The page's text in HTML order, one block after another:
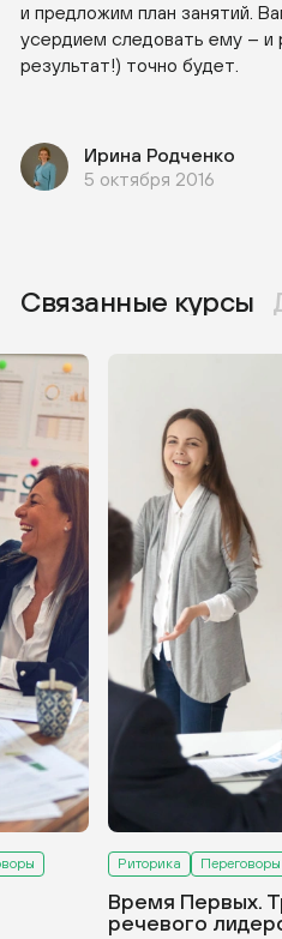
и предложим план занятий.
усердием следовать ему – и
результат!) точно будет.
Ирина Родченко
5 октября 2016
Связанные курсы
Риторика Переговоры
Время Первых.
речевого